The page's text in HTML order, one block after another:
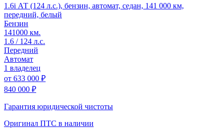
1.6i АТ (124 л.с.), бензин, автомат, седан, 141 000 км,
передний, белый
Бензин
141000 км.
1.6 / 124 л.с.
Передний
Автомат
1 владелец
от 633 000 ₽
840 000 ₽
Гарантия юридической чистоты
Оригинал ПТС в наличии